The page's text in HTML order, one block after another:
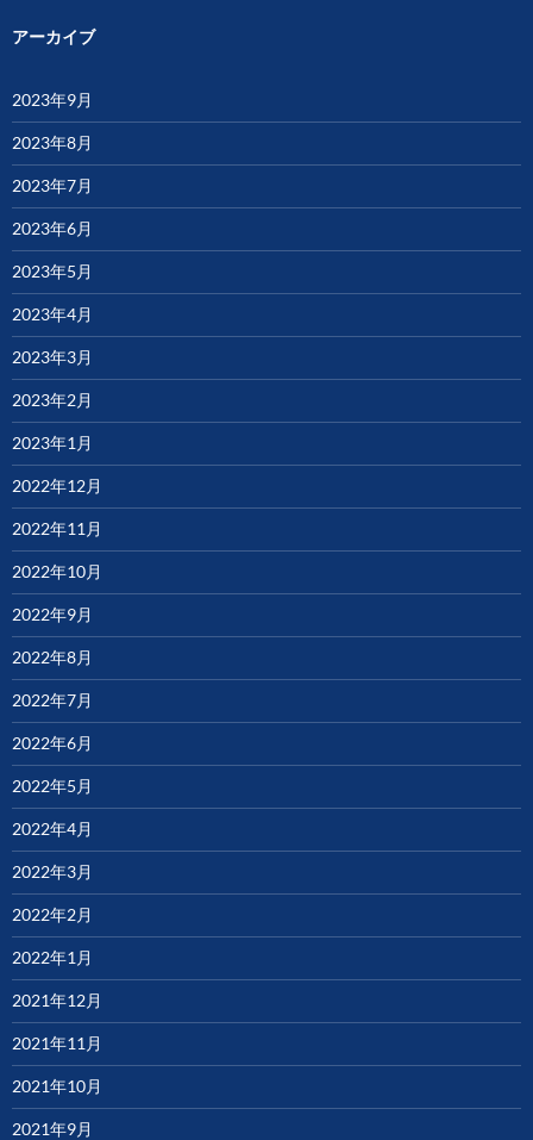
アーカイブ
2023年9月
2023年8月
2023年7月
2023年6月
2023年5月
2023年4月
2023年3月
2023年2月
2023年1月
2022年12月
2022年11月
2022年10月
2022年9月
2022年8月
2022年7月
2022年6月
2022年5月
2022年4月
2022年3月
2022年2月
2022年1月
2021年12月
2021年11月
2021年10月
2021年9月